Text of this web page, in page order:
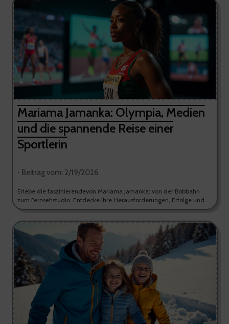
Mariama Jamanka: Olympia, Medien
und die spannende Reise einer
Sportlerin
⋅ Beitrag vom: 2/19/2026
Erlebe die faszinierendevon Mariama Jamanka: von der Bobbahn
zum Fernsehstudio. Entdecke ihre Herausforderungen, Erfolge und...